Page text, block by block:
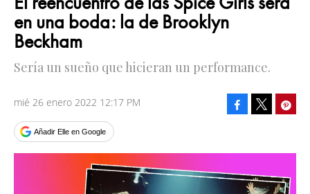
en una boda: la de Brooklyn
Beckham
Sería un sueño que hicieran un performance.
mié 26 enero 2022 12:17 PM
Añadir Elle en Google
Facebook